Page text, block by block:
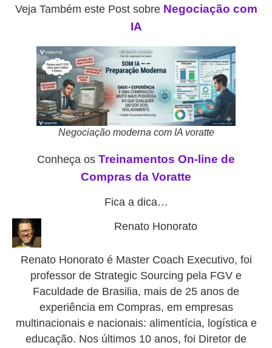
Veja Também este Post sobre Negociação com
IA
Negociação moderna com IA voratte
Conheça os Treinamentos On-line de
Compras da Voratte
Fica a dica…
Renato Honorato
Renato Honorato é Master Coach Executivo, foi
professor de Strategic Sourcing pela FGV e
Faculdade de Brasilia, mais de 25 anos de
experiência em Compras, em empresas
multinacionais e nacionais: alimentícia, logística e
educação. Nos últimos 10 anos, foi Diretor de